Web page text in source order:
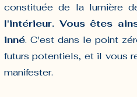
constituée de la lumière
l'intérieur. Vous êtes
inné. C'est dans le point
futurs potentiels, et il vous
manifester.